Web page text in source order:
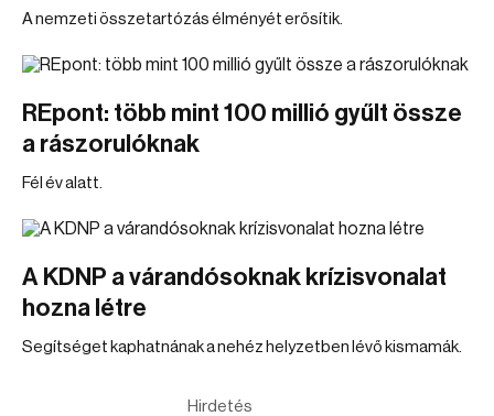
A nemzeti összetartózás élményét erősítik.
REpont: több mint 100 millió gyűlt össze
a rászorulóknak
Fél év alatt.
A KDNP a várandósoknak krízisvonalat
hozna létre
Segítséget kaphatnának a nehéz helyzetben lévő kismamák.
Hirdetés